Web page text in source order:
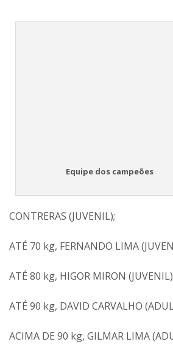
Equipe dos campeões
CONTRERAS (JUVENIL);
ATÉ 70 kg, FERNANDO LIMA
ATÉ 80 kg, HIGOR MIRON
ATÉ 90 kg, DAVID CARVALHO
ACIMA DE 90 kg, GILMAR LIMA